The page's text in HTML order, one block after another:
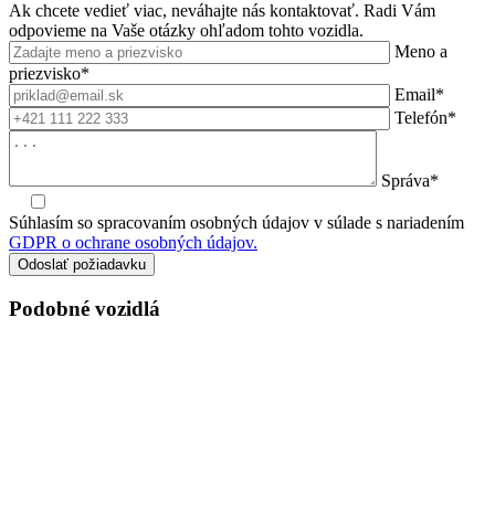
Ak chcete vedieť viac, neváhajte nás kontaktovať. Radi Vám
odpovieme na Vaše otázky ohľadom tohto vozidla.
Meno a
priezvisko*
Email*
Telefón*
Správa*
Súhlasím so spracovaním osobných údajov v súlade s nariadením
GDPR o ochrane osobných údajov.
Podobné vozidlá